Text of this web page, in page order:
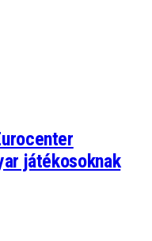
játékosoknak